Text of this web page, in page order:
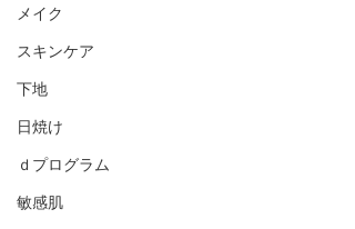
メイク
スキンケア
下地
日焼け
ｄプログラム
敏感肌